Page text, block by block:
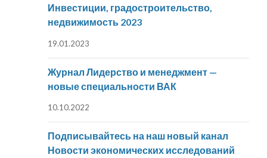
Инвестиции, градостроительство,
недвижимость 2023
19.01.2023
Журнал Лидерство и менеджмент —
новые специальности ВАК
10.10.2022
Подписывайтесь на наш новый канал
Новости экономических исследований